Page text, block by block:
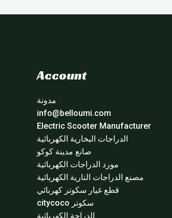
Account
مدونة
info@belloumi.com
Electric Scooter Manufacturer
الدراجات البخارية الكهربائية
صانع مدينة كوكو
مورد الدراجات الكهربائية
مصنع الدراجات النارية الكهربائية
قطع غيار سكوتر كهربائي
سكوتر citycoco
الدراجة الكهربائية